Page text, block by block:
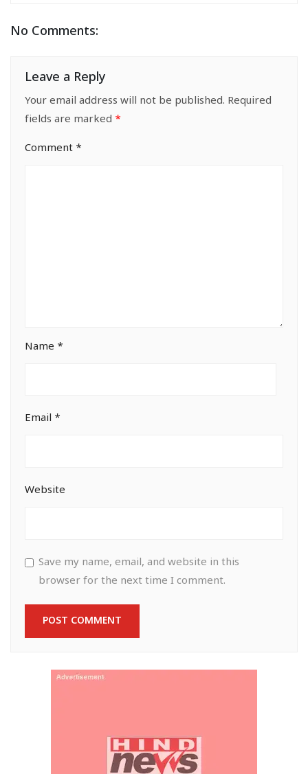
No Comments:
Leave a Reply
Your email address will not be published. Required
fields are marked *
Comment *
Name *
Email *
Website
Save my name, email, and website in this
browser for the next time I comment.